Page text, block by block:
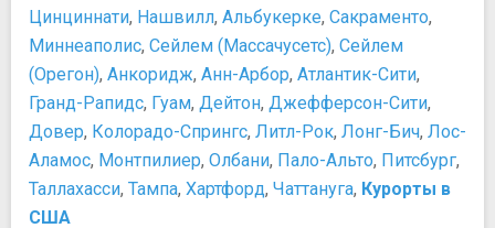
Цинциннати, Нашвилл, Альбукерке, Сакраменто,
Миннеаполис, Сейлем (Массачусетс), Сейлем
(Орегон), Анкоридж, Анн-Арбор, Атлантик-Сити,
Гранд-Рапидс, Гуам, Дейтон, Джефферсон-Сити,
Довер, Колорадо-Спрингс, Литл-Рок, Лонг-Бич, Лос-
Аламос, Монтпилиер, Олбани, Пало-Альто, Питсбург,
Таллахасси, Тампа, Хартфорд, Чаттануга, Курорты в
США